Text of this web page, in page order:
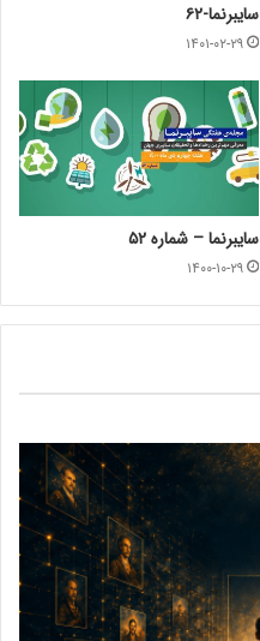
سایبرنما-۶۲
۱۴۰۱-۰۲-۲۹
سایبرنما – شماره ۵۲
۱۴۰۰-۱۰-۲۹